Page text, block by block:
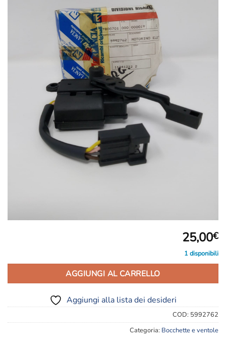
25,00€
1 disponibili
AGGIUNGI AL CARRELLO
Aggiungi alla lista dei desideri
COD: 5992762
Categoria: Bocchette e ventole